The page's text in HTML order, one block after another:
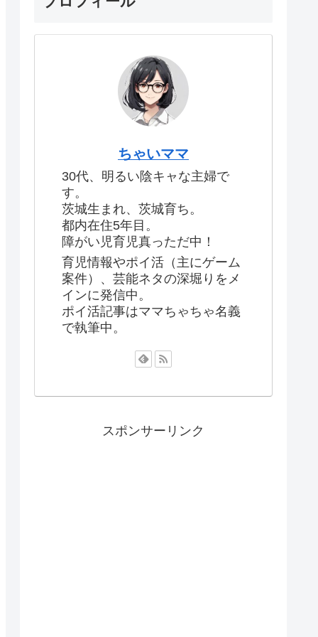
ちゃいママ
30代、明るい陰キャな主婦で
す。
茨城生まれ、茨城育ち。
都内在住5年目。
障がい児育児真っただ中！
育児情報やポイ活（主にゲーム
案件）、芸能ネタの深堀りをメ
インに発信中。
ポイ活記事はママちゃちゃ名義
で執筆中。
スポンサーリンク